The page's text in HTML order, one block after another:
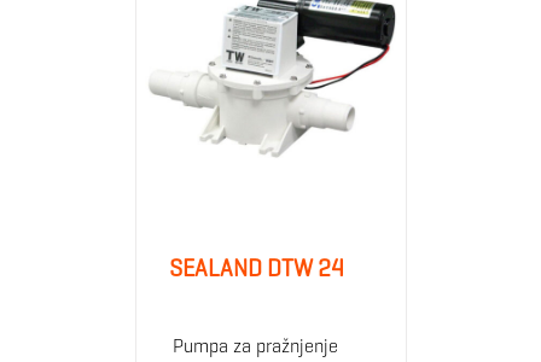
SEALAND DTW 24
Pumpa za pražnjenje